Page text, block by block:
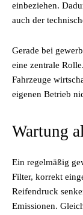
einbeziehen.
auch der
Gerade bei
eine zentrale
Fahrzeuge
eigenen Betrieb
Wartung
Ein regelmäßig
Filter, korrekt
Reifendruck
Emissionen.